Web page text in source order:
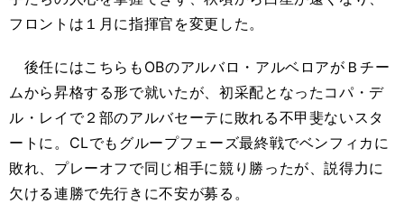
フロントは１月に指揮官を変更した。
後任にはこちらもOBのアルバロ・アルベロアがＢチー
ムから昇格する形で就いたが、初采配となったコパ・デ
ル・レイで２部のアルバセーテに敗れる不甲斐ないスタ
ートに。CLでもグループフェーズ最終戦でベンフィカに
敗れ、プレーオフで同じ相手に競り勝ったが、説得力に
欠ける連勝で先行きに不安が募る。